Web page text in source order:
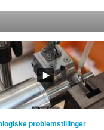
problemstillinger